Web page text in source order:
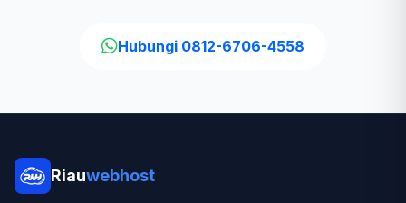
Hubungi 0812-6706-4558
Riauwebhost